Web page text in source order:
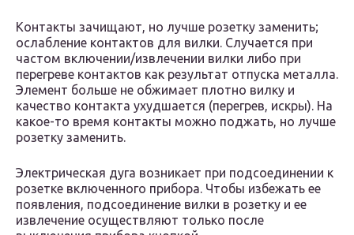
Контакты зачищают, но лучше розетку заменить;
ослабление контактов для вилки. Случается при
частом включении/извлечении вилки либо при
перегреве контактов как результат отпуска металла.
Элемент больше не обжимает плотно вилку и
качество контакта ухудшается (перегрев, искры). На
какое-то время контакты можно поджать, но лучше
розетку заменить.
Электрическая дуга возникает при подсоединении к
розетке включенного прибора. Чтобы избежать ее
появления, подсоединение вилки в розетку и ее
извлечение осуществляют только после